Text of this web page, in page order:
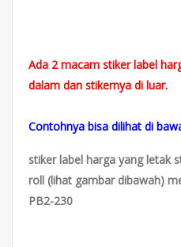
Ada 2 macam stiker label
dalam dan stikernya di luar.
Contohnya bisa dilihat di
stiker label harga yang letak
roll (lihat gambar dibawah)
PB2-230